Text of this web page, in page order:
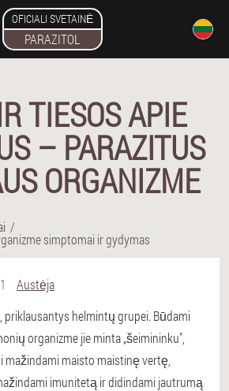
OFICIALI SVETAINĖ
PARAZITOL
TIESOS APIE
– PARAZITUS
ORGANIZME
simptomai ir gydymas
Austėja
priklausantys helmintų grupei. Būdami
organizme jie minta „šeimininku",
mažindami maisto maistinę vertę,
imunitetą ir didindami jautrumą